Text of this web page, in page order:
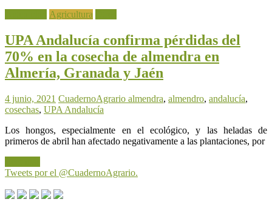
Agricultura
UPA Andalucía confirma pérdidas del
70% en la cosecha de almendra en
Almería, Granada y Jaén
4 junio, 2021 CuadernoAgrario almendra, almendro, andalucía,
cosechas, UPA Andalucía
Los hongos, especialmente en el ecológico, y las heladas de
primeros de abril han afectado negativamente a las plantaciones, por
Tweets por el @CuadernoAgrario.